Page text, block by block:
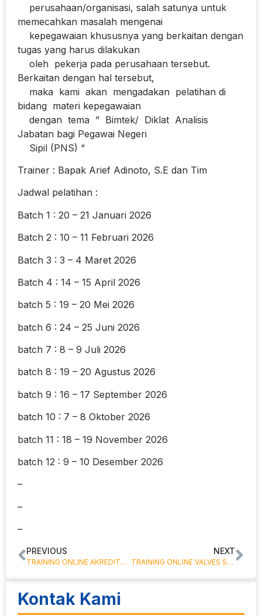
perusahaan/organisasi, salah satunya untuk
memecahkan masalah mengenai
kepegawaian khususnya yang berkaitan dengan
tugas yang harus dilakukan
oleh pekerja pada perusahaan tersebut.
Berkaitan dengan hal tersebut,
maka kami akan mengadakan pelatihan di
bidang materi kepegawaian
dengan tema ” Bimtek/ Diklat Analisis
Jabatan bagi Pegawai Negeri
Sipil (PNS) “
Trainer : Bapak Arief Adinoto, S.E dan Tim
Jadwal pelatihan :
Batch 1 : 20 – 21 Januari 2026
Batch 2 : 10 – 11 Februari 2026
Batch 3 : 3 – 4 Maret 2026
Batch 4 : 14 – 15 April 2026
batch 5 : 19 – 20 Mei 2026
batch 6 : 24 – 25 Juni 2026
batch 7 : 8 – 9 Juli 2026
batch 8 : 19 – 20 Agustus 2026
batch 9 : 16 – 17 September 2026
batch 10 : 7 – 8 Oktober 2026
batch 11 : 18 – 19 November 2026
batch 12 : 9 – 10 Desember 2026
–
–
–
PREVIOUS
TRAINING ONLINE AKREDITASI PUSKESMAS
NEXT
TRAINING ONLINE VALVES SELECTION, OPERATION AND MAINTENANCE
Kontak Kami